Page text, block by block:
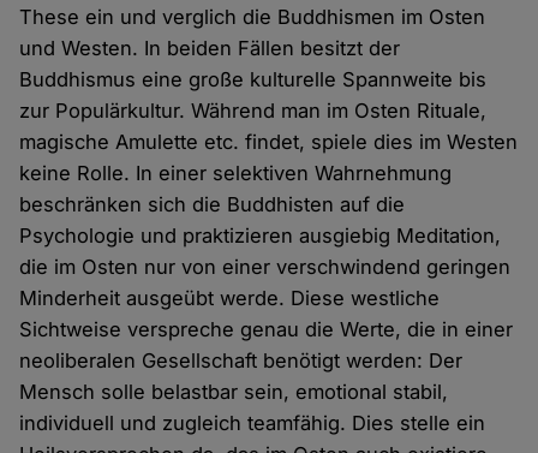
These ein und verglich die Buddhismen im Osten
und Westen. In beiden Fällen besitzt der
Buddhismus eine große kulturelle Spannweite bis
zur Populärkultur. Während man im Osten Rituale,
magische Amulette etc. findet, spiele dies im Westen
keine Rolle. In einer selektiven Wahrnehmung
beschränken sich die Buddhisten auf die
Psychologie und praktizieren ausgiebig Meditation,
die im Osten nur von einer verschwindend geringen
Minderheit ausgeübt werde. Diese westliche
Sichtweise verspreche genau die Werte, die in einer
neoliberalen Gesellschaft benötigt werden: Der
Mensch solle belastbar sein, emotional stabil,
individuell und zugleich teamfähig. Dies stelle ein